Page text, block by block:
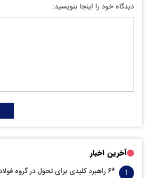
دیدگاه خود را اینجا بنویسید:
آخرین اخبار
*۶ راهبرد کلیدی برای تحول در گروه فولاد مبارکه*